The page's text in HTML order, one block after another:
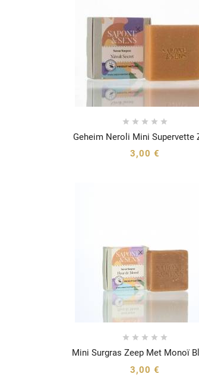
    
Geheim Neroli Mini Supervette

3,00 €
    
Mini Surgras Zeep Met Monoï

3,00 €